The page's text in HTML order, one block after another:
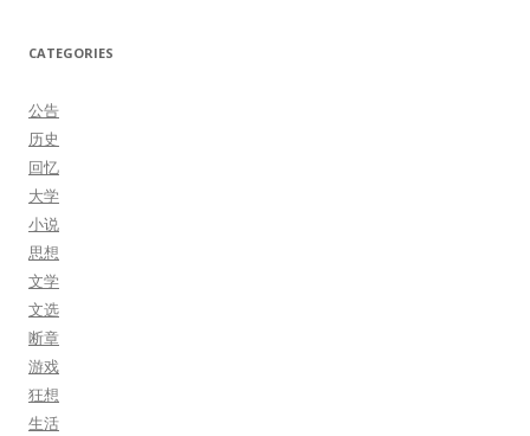
CATEGORIES
公告
历史
回忆
大学
小说
思想
文学
文选
断章
游戏
狂想
生活